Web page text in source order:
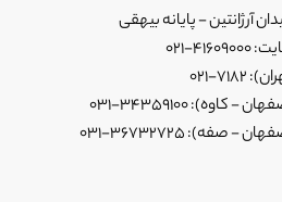
آرژانتین - پایانه بیهقی
021
021
34359100-031
36732725-031